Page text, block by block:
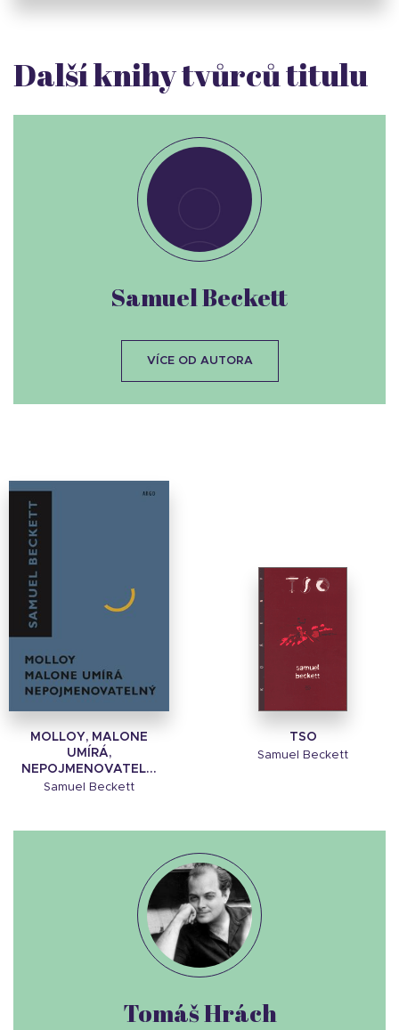
Další knihy tvůrců titulu
MOLLOY, MALONE
UMÍRÁ,
NEPOJMENOVATEL...
Samuel Beckett
TSO
Samuel Beckett
Samuel Beckett
VÍCE OD AUTORA
Tomáš Hrách